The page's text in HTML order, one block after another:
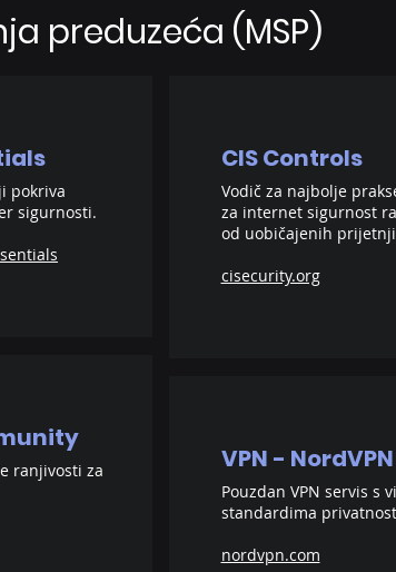
preduzeća (MSP)
pokriva
sigurnosti.
ranjivosti za
CIS Controls
Vodič za najbolje
za internet sigurnost
od uobičajenih
cisecurity.org
VPN - NordVPN
Pouzdan VPN servis s
standardima
nordvpn.com